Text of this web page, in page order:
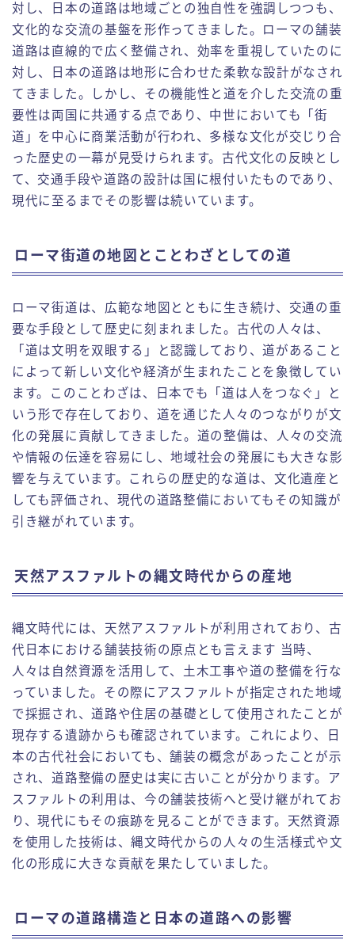
対し、日本の道路は地域ごとの独自性を強調しつつも、
文化的な交流の基盤を形作ってきました。ローマの舗装
道路は直線的で広く整備され、効率を重視していたのに
対し、日本の道路は地形に合わせた柔軟な設計がなされ
てきました。しかし、その機能性と道を介した交流の重
要性は両国に共通する点であり、中世においても「街
道」を中心に商業活動が行われ、多様な文化が交じり合
った歴史の一幕が見受けられます。古代文化の反映とし
て、交通手段や道路の設計は国に根付いたものであり、
現代に至るまでその影響は続いています。
ローマ街道の地図とことわざとしての道
ローマ街道は、広範な地図とともに生き続け、交通の重
要な手段として歴史に刻まれました。古代の人々は、
「道は文明を双眼する」と認識しており、道があること
によって新しい文化や経済が生まれたことを象徴してい
ます。このことわざは、日本でも「道は人をつなぐ」と
いう形で存在しており、道を通じた人々のつながりが文
化の発展に貢献してきました。道の整備は、人々の交流
や情報の伝達を容易にし、地域社会の発展にも大きな影
響を与えています。これらの歴史的な道は、文化遺産と
しても評価され、現代の道路整備においてもその知識が
引き継がれています。
天然アスファルトの縄文時代からの産地
縄文時代には、天然アスファルトが利用されており、古
代日本における舗装技術の原点とも言えます 当時、
人々は自然資源を活用して、土木工事や道の整備を行な
っていました。その際にアスファルトが指定された地域
で採掘され、道路や住居の基礎として使用されたことが
現存する遺跡からも確認されています。これにより、日
本の古代社会においても、舗装の概念があったことが示
され、道路整備の歴史は実に古いことが分かります。ア
スファルトの利用は、今の舗装技術へと受け継がれてお
り、現代にもその痕跡を見ることができます。天然資源
を使用した技術は、縄文時代からの人々の生活様式や文
化の形成に大きな貢献を果たしていました。
ローマの道路構造と日本の道路への影響